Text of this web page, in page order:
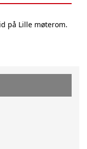
på Lille møterom.